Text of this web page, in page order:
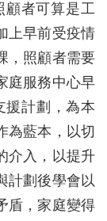
顧者可算是工
上早前受疫情
，照顧者需要
庭服務中心早
援計劃，為本
為藍本，以切
介入，以提升
計劃後學會以
盾，家庭變得